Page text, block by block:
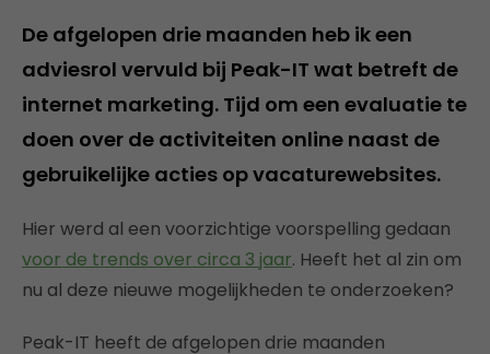
De afgelopen drie maanden heb ik een
adviesrol vervuld bij Peak-IT wat betreft de
internet marketing. Tijd om een evaluatie te
doen over de activiteiten online naast de
gebruikelijke acties op vacaturewebsites.
Hier werd al een voorzichtige voorspelling gedaan
voor de trends over circa 3 jaar. Heeft het al zin om
nu al deze nieuwe mogelijkheden te onderzoeken?
Peak-IT heeft de afgelopen drie maanden